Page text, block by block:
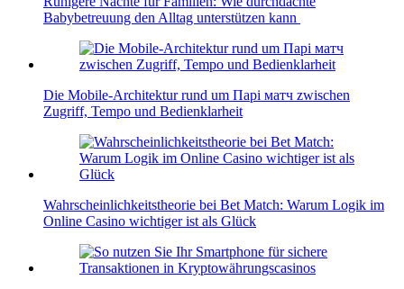
Babybetreuung den Alltag unterstützen kann
Die Mobile-Architektur rund um Парі матч zwischen
Zugriff, Tempo und Bedienklarheit
Wahrscheinlichkeitstheorie bei Bet Match: Warum Logik im
Online Casino wichtiger ist als Glück